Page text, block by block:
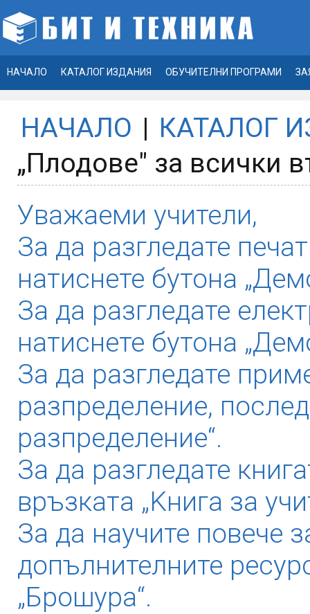
НАЧАЛО КАТАЛОГ ИЗДАНИЯ ОБУЧИТЕЛНИ ПРОГРАМИ
НАЧАЛО | КАТАЛОГ
„Плодове" за всички
Уважаеми учители,
За да разгледате
натиснете бутона
За да разгледате
натиснете бутона
За да разгледате
разпределение,
разпределение“.
За да разгледате
връзката „Kнига за
За да научите повече
допълнителните
„Брошура“.